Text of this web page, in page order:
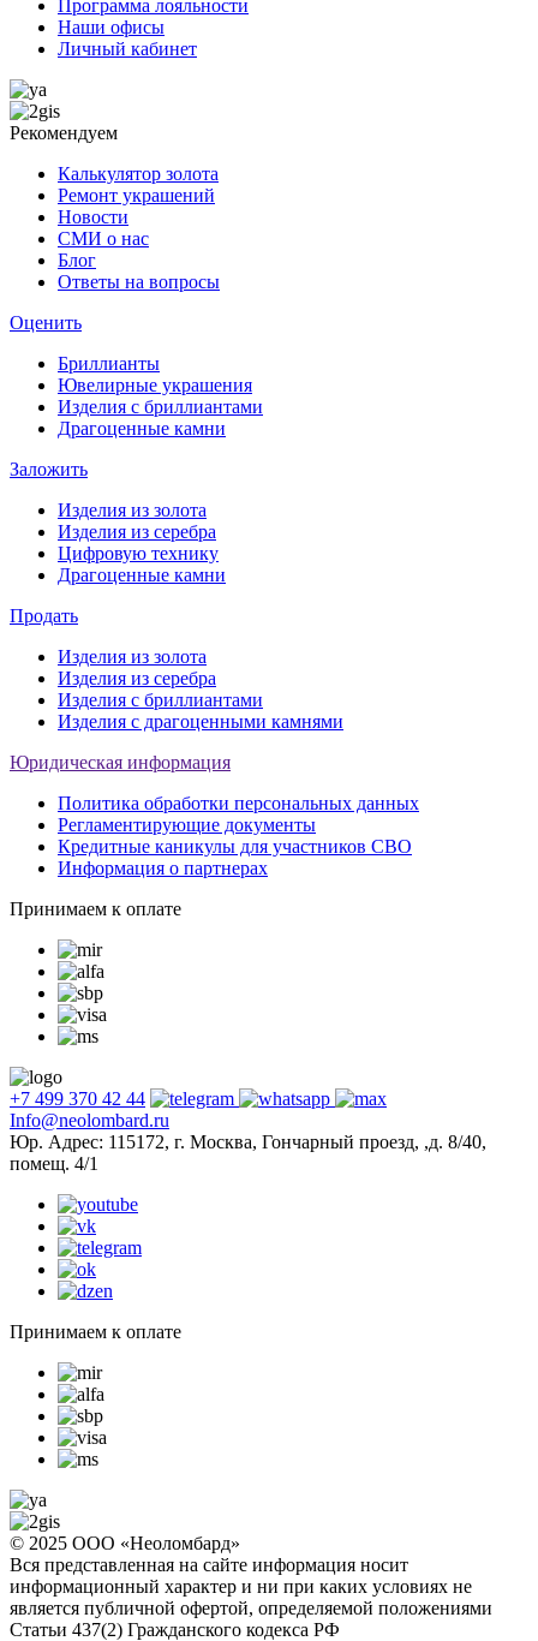
Программа лояльности
Наши офисы
Личный кабинет
Рекомендуем
Калькулятор золота
Ремонт украшений
Новости
СМИ о нас
Блог
Ответы на вопросы
Оценить
Бриллианты
Ювелирные украшения
Изделия с бриллиантами
Драгоценные камни
Заложить
Изделия из золота
Изделия из серебра
Цифровую технику
Драгоценные камни
Продать
Изделия из золота
Изделия из серебра
Изделия с бриллиантами
Изделия с драгоценными камнями
Юридическая информация
Политика обработки персональных данных
Регламентирующие документы
Кредитные каникулы для участников СВО
Информация о партнерах
Принимаем к оплате
+7 499 370 42 44
Info@neolombard.ru
Юр. Адрес: 115172, г. Москва, Гончарный проезд, ,д. 8/40,
помещ. 4/1
Принимаем к оплате
© 2025 ООО «Неоломбард»
Вся представленная на сайте информация носит
информационный характер и ни при каких условиях не
является публичной офертой, определяемой положениями
Статьи 437(2) Гражданского кодекса РФ